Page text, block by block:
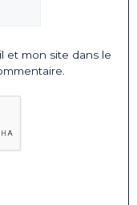
et mon site dans le